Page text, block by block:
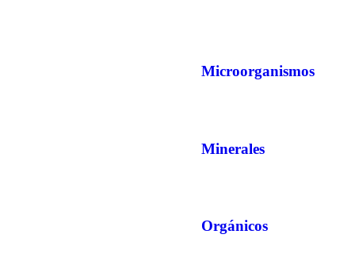
Microorganismos
Minerales
Orgánicos